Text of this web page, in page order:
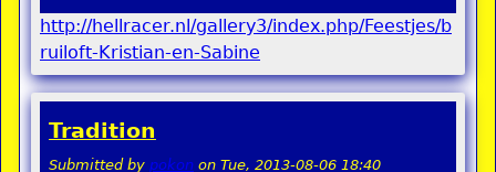
http://hellracer.nl/gallery3/index.php/Feestjes/b
ruiloft-Kristian-en-Sabine
Tradition
Submitted by pokon on Tue, 2013-08-06 18:40